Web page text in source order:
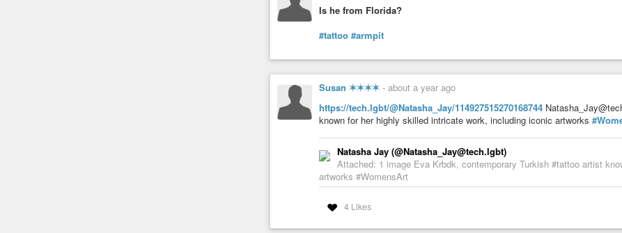
Is he from Florida?
#tattoo #armpit
Susan ✶✶✶✶ - about a year ago
https://tech.lgbt/@Natasha_Jay/114927515270168744
known for her highly skilled intricate work, including iconic artworks
Natasha Jay (@Natasha_Jay@tech.lgbt)
Attached: 1 image Eva Krbdk, contemporary Turkish #tattoo artist
artworks #WomensArt
4 Likes